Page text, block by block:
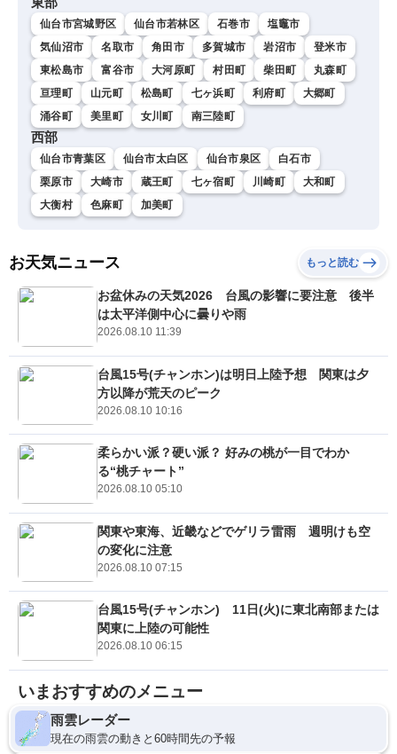
仙台市宮城野区 仙台市若林区 石巻市
塩竈市
気仙沼市
名取市 角田市 多賀城市 岩沼市
登米市
東松島市
富谷市 大河原町 村田町 柴田町
丸森町
亘理町
山元町 松島町 七ヶ浜町 利府町
大郷町
涌谷町
美里町 女川町 南三陸町
西部
仙台市青葉区 仙台市太白区 仙台市泉区
白石市
栗原市
大崎市 蔵王町 七ヶ宿町 川崎町
大和町
大衡村
色麻町 加美町
お天気ニュース もっと読む
お盆休みの天気2026 台風の影響に要注意 後半
は太平洋側中心に曇りや雨
2026.08.10 11:39
台風15号(チャンホン)は明日上陸予想 関東は夕
方以降が荒天のピーク
2026.08.10 10:16
柔らかい派？硬い派？ 好みの桃が一目でわか
る“桃チャート”
2026.08.10 05:10
関東や東海、近畿などでゲリラ雷雨 週明けも空
の変化に注意
2026.08.10 07:15
台風15号(チャンホン) 11日(火)に東北南部または
関東に上陸の可能性
2026.08.10 06:15
いまおすすめのメニュー
雨雲レーダー
現在の雨雲の動きと60時間先の予報